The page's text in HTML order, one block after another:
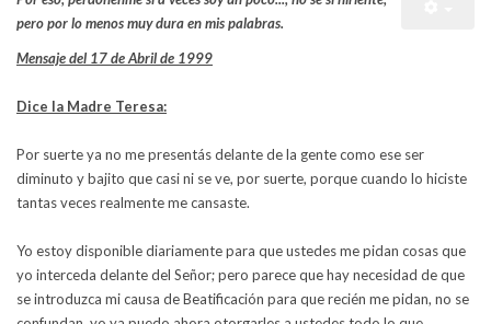
pero por lo menos muy dura en mis palabras.
Mensaje del 17 de Abril de 1999
Dice la Madre Teresa:
Por suerte ya no me presentás delante de la gente como ese ser
diminuto y bajito que casi ni se ve, por suerte, porque cuando lo hiciste
tantas veces realmente me cansaste.
Yo estoy disponible diariamente para que ustedes me pidan cosas que
yo interceda delante del Señor; pero parece que hay necesidad de que
se introduzca mi causa de Beatificación para que recién me pidan, no se